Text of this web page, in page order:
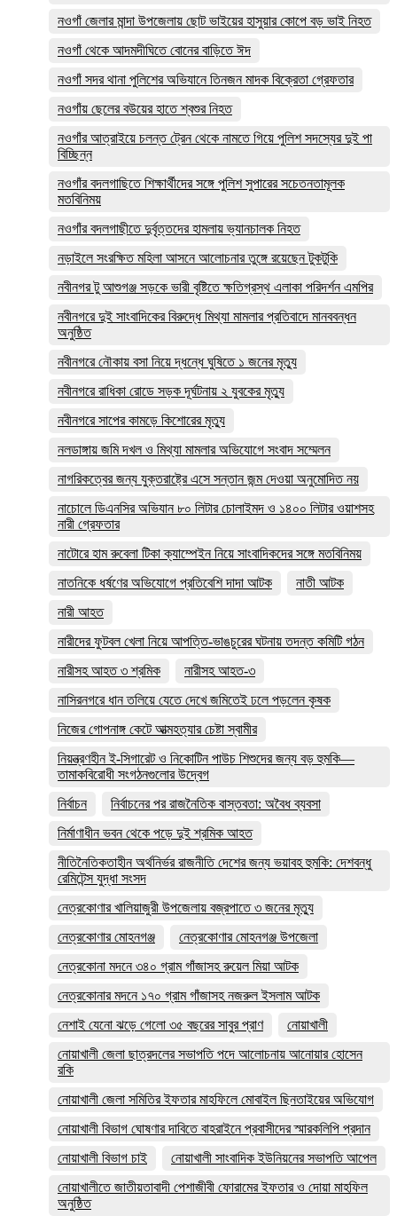
নওগাঁ জেলার মান্দা উপজেলায় ছোট ভাইয়ের হাসুয়ার কোপে বড় ভাই নিহত
নওগাঁ থেকে আদমদীঘিতে বোনের বাড়িতে ঈদ
নওগাঁ সদর থানা পুলিশের অভিযানে তিনজন মাদক বিক্রেতা গ্রেফতার
নওগাঁয় ছেলের বউয়ের হাতে শ্বশুর নিহত
নওগাঁর আত্রাইয়ে চলন্ত ট্রেন থেকে নামতে গিয়ে পুলিশ সদস্যের দুই পা
বিচ্ছিন্ন
নওগাঁর বদলগাছিতে শিক্ষার্থীদের সঙ্গে পুলিশ সুপারের সচেতনতামূলক
মতবিনিময়
নওগাঁর বদলগাছীতে দুর্বৃত্তদের হামলায় ভ্যানচালক নিহত
নড়াইলে সংরক্ষিত মহিলা আসনে আলোচনার তুঙ্গে রয়েছেন টুকটুকি
নবীনগর টু আশুগঞ্জ সড়কে ভারী বৃষ্টিতে ক্ষতিগ্রস্থ এলাকা পরিদর্শন এমপির
নবীনগরে দুই সাংবাদিকের বিরুদ্ধে মিথ্যা মামলার প্রতিবাদে মানববন্ধন
অনুষ্ঠিত
নবীনগরে নৌকায় বসা নিয়ে দ্ধন্ধে ঘুষিতে ১ জনের মৃত্যু
নবীনগরে রাধিকা রোডে সড়ক দূর্ঘটনায় ২ যুবকের মৃত্যু
নবীনগরে সাপের কামড়ে কিশোরের মৃত্যু
নলডাঙ্গায় জমি দখল ও মিথ্যা মামলার অভিযোগে সংবাদ সম্মেলন
নাগরিকত্বের জন্য যুক্তরাষ্ট্রে এসে সন্তান জন্ম দেওয়া অনুমোদিত নয়
নাচোলে ডিএনসির অভিযান ৮০ লিটার চোলাইমদ ও ১৪০০ লিটার ওয়াশসহ
নারী গ্রেফতার
নাটোরে হাম রুবেলা টিকা ক্যাম্পেইন নিয়ে সাংবাদিকদের সঙ্গে মতবিনিময়
নাতনিকে ধর্ষণের অভিযোগে প্রতিবেশি দাদা আটক
নাতী আটক
নারী আহত
নারীদের ফুটবল খেলা নিয়ে আপত্তি-ভাঙচুরের ঘটনায় তদন্ত কমিটি গঠন
নারীসহ আহত ৩ শ্রমিক
নারীসহ আহত-৩
নাসিরনগরে ধান তলিয়ে যেতে দেখে জমিতেই ঢলে পড়লেন কৃষক
নিজের গোপনাঙ্গ কেটে আত্মহত্যার চেষ্টা স্বামীর
নিয়ন্ত্রণহীন ই-সিগারেট ও নিকোটিন পাউচ শিশুদের জন্য বড় হুমকি—
তামাকবিরোধী সংগঠনগুলোর উদ্বেগ
নির্বাচন
নির্বাচনের পর রাজনৈতিক বাস্তবতা: অবৈধ ব্যবসা
নির্মাণাধীন ভবন থেকে পড়ে দুই শ্রমিক আহত
নীতিনৈতিকতাহীন অর্থনির্ভর রাজনীতি দেশের জন্য ভয়াবহ হুমকি: দেশবন্ধু
রেমিটেন্স যুদ্ধা সংসদ
নেত্রকোণার খালিয়াজুরী উপজেলায় বজ্রপাতে ৩ জনের মৃত্যু
নেত্রকোণার মোহনগঞ্জ
নেত্রকোণার মোহনগঞ্জ উপজেলা
নেত্রকোনা মদনে ৩৪০ গ্রাম গাঁজাসহ রুয়েল মিয়া আটক
নেত্রকোনার মদনে ১৭০ গ্রাম গাঁজাসহ নজরুল ইসলাম আটক
নেশাই যেনো ঝড়ে গেলো ৩৫ বছরের সাবুর প্রাণ
নোয়াখালী
নোয়াখালী জেলা ছাত্রদলের সভাপতি পদে আলোচনায় আনোয়ার হোসেন
রকি
নোয়াখালী জেলা সমিতির ইফতার মাহফিলে মোবাইল ছিনতাইয়ের অভিযোগ
নোয়াখালী বিভাগ ঘোষণার দাবিতে বাহরাইনে প্রবাসীদের স্মারকলিপি প্রদান
নোয়াখালী বিভাগ চাই
নোয়াখালী সাংবাদিক ইউনিয়নের সভাপতি আপেল
নোয়াখালীতে জাতীয়তাবাদী পেশাজীবী ফোরামের ইফতার ও দোয়া মাহফিল
অনুষ্ঠিত